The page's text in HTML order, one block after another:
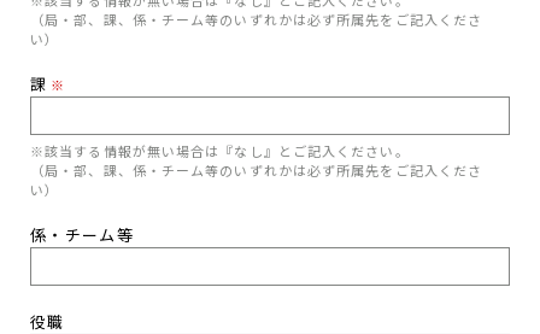
（局・部、課、係・チーム等のいずれかは必ず所属先をご記入くださ
い）
課 ※
※該当する情報が無い場合は『なし』とご記入ください。
（局・部、課、係・チーム等のいずれかは必ず所属先をご記入くださ
い）
係・チーム等
役職